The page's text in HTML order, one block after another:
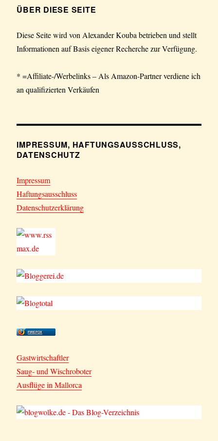
ÜBER DIESE SEITE
Diese Seite wird von Alexander Kouba betrieben und stellt
Informationen auf Basis eigener Recherche zur Verfügung.
* =Affiliate-/Werbelinks – Als Amazon-Partner verdiene ich
an qualifizierten Verkäufen
IMPRESSUM, HAFTUNGSAUSSCHLUSS,
DATENSCHUTZ
Impressum
Haftungsausschluss
Datenschutzerklärung
FIREFOX
Gastwirtschaftler
Saug- und Wischroboter
Ausflüge in Mallorca